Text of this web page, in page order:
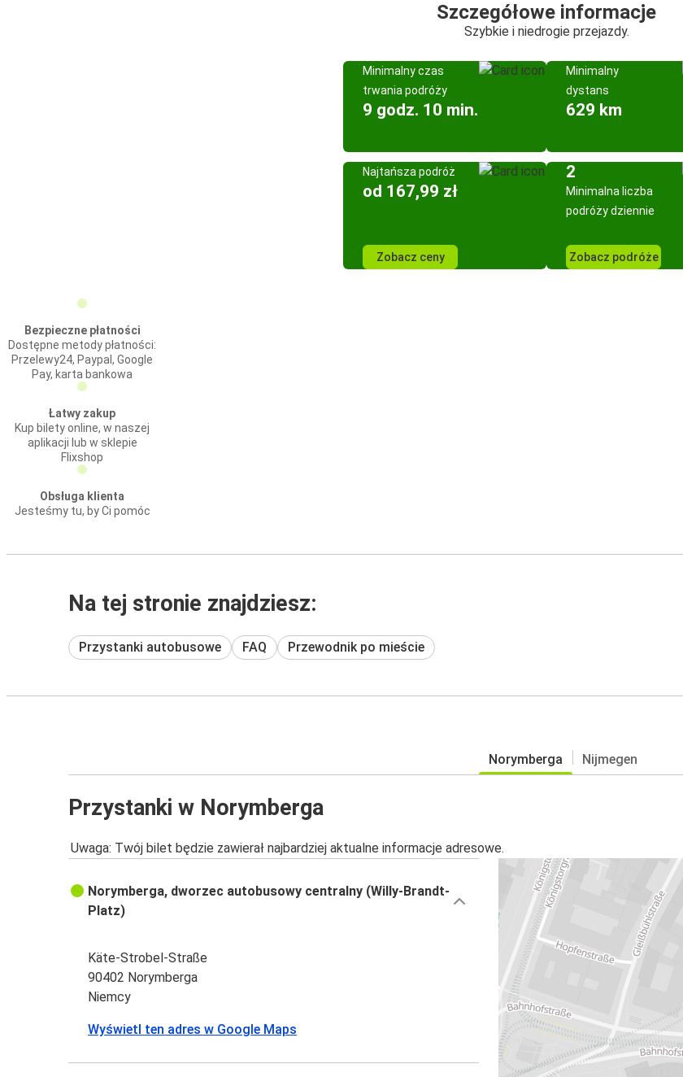
Szczegółowe informacje
Szybkie i niedrogie przejazdy.
Minimalny czas
trwania podróży
9 godz. 10 min.
Minimalny
dystans
629 km
Najtańsza podróż
od 167,99 zł
Zobacz ceny
2
Minimalna liczba
podróży dziennie
Zobacz podróże
Bezpieczne płatności
Dostępne metody płatności:
Przelewy24, Paypal, Google
Pay, karta bankowa
Łatwy zakup
Kup bilety online, w naszej
aplikacji lub w sklepie
Flixshop
Obsługa klienta
Jesteśmy tu, by Ci pomóc
Na tej stronie znajdziesz:
Przystanki autobusowe FAQ Przewodnik po mieście
Norymberga Nijmegen
Przystanki w Norymberga
Uwaga: Twój bilet będzie zawierał najbardziej aktualne informacje adresowe.
Norymberga, dworzec autobusowy centralny (Willy-Brandt-
Platz)
Käte-Strobel-Straße
90402 Norymberga
Niemcy
Wyświetl ten adres w Google Maps